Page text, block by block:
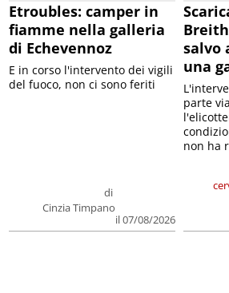
Etroubles: camper in
fiamme nella galleria
di Echevennoz
di
Cinzia Timpano
il 07/08/2026
E in corso l'intervento dei vigili
del fuoco, non ci sono feriti
salvo
una
parte
non ha